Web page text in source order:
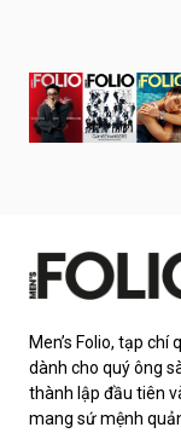
Men’s Folio, tạp
dành cho quý ông
thành lập đầu tiên
mang sứ mệnh